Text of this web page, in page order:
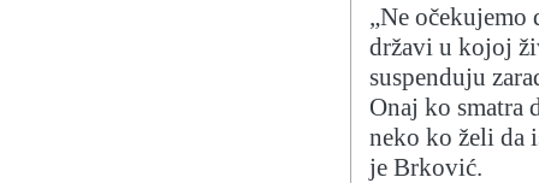
„Ne očekujemo
državi u kojoj
suspenduju
Onaj ko smatra
neko ko želi da
je Brković.